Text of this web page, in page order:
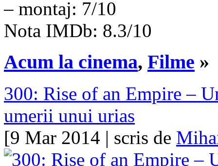
– montaj: 7/10
Nota IMDb: 8.3/10
Acum la cinema, Filme »
300: Rise of an Empire –
umerii unui urias
[9 Mar 2014 | scris de